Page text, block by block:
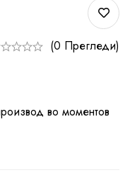
(0 Прегледи)
во моментов